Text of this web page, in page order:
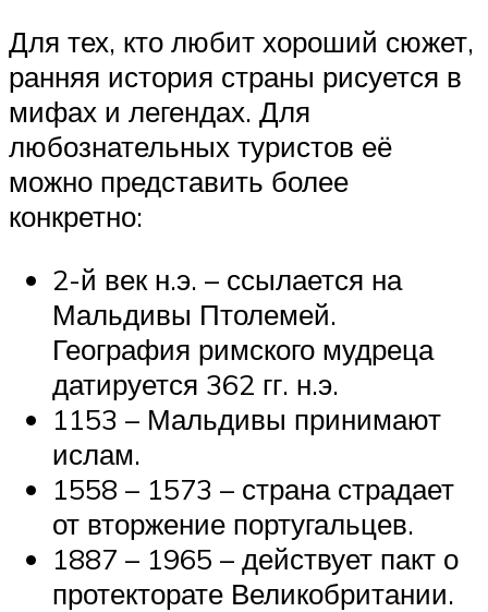
Для тех, кто любит хороший сюжет,
ранняя история страны рисуется в
мифах и легендах. Для
любознательных туристов её
можно представить более
конкретно:
2-й век н.э. – ссылается на
Мальдивы Птолемей.
География римского мудреца
датируется 362 гг. н.э.
1153 – Мальдивы принимают
ислам.
1558 – 1573 – страна страдает
от вторжение португальцев.
1887 – 1965 – действует пакт о
протекторате Великобритании.